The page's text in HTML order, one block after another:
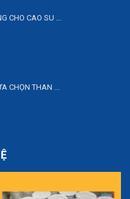
CHO CAO SU ...
CHỌN THAN ...